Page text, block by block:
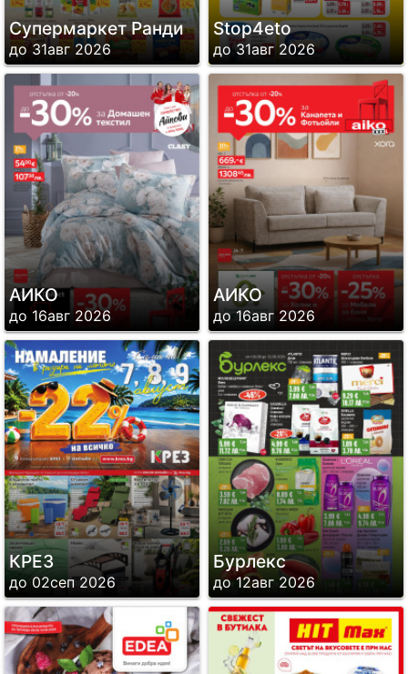
Супермаркет Ранди
до 31авг 2026
Stop4eto
до 31авг 2026
АИКО
до 16авг 2026
АИКО
до 16авг 2026
КРЕЗ
до 02сеп 2026
Бурлекс
до 12авг 2026